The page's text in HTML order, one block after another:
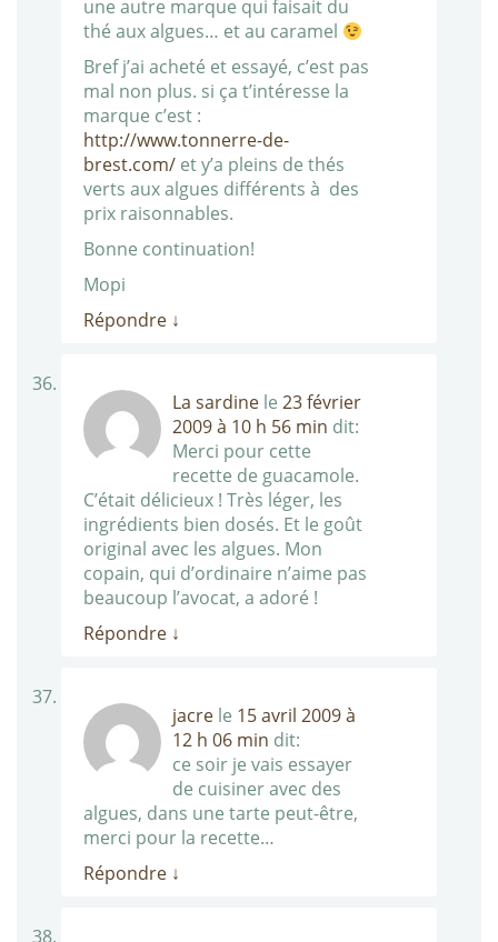
une autre marque qui faisait du
thé aux algues… et au caramel
Bref j’ai acheté et essayé, c’est pas
mal non plus. si ça t’intéresse la
marque c’est :
http://www.tonnerre-de-
brest.com/ et y’a pleins de thés
verts aux algues différents à des
prix raisonnables.
Bonne continuation!
Mopi
Répondre ↓
La sardine le 23 février
2009 à 10 h 56 min dit:
Merci pour cette
recette de guacamole.
C’était délicieux ! Très léger, les
ingrédients bien dosés. Et le goût
original avec les algues. Mon
copain, qui d’ordinaire n’aime pas
beaucoup l’avocat, a adoré !
Répondre ↓
jacre le 15 avril 2009 à
12 h 06 min dit:
ce soir je vais essayer
de cuisiner avec des
algues, dans une tarte peut-être,
merci pour la recette…
Répondre ↓